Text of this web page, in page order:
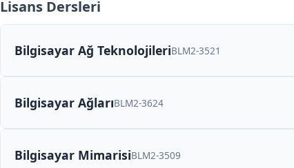
Lisans Dersleri
Bilgisayar Ağ TeknolojileriBLM2-3521
Bilgisayar AğlarıBLM2-3624
Bilgisayar MimarisiBLM2-3509